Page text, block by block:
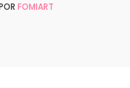
FOMIART